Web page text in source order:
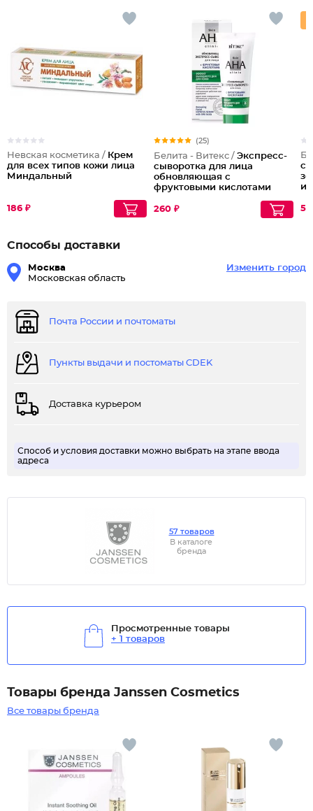
Невская косметика / Крем
для всех типов кожи лица
Миндальный
186 ₽
(25)
Белита - Витекс / Экспресс-
сыворотка для лица
обновляющая с
фруктовыми кислотами
260 ₽
и
Способы доставки
Москва
Московская область
Изменить город
Почта России и почтоматы
Пункты выдачи и постоматы CDEK
Доставка курьером
Способ и условия доставки можно выбрать на этапе ввода
адреса
57 товаров
В каталоге
бренда
Просмотренные товары
+ 1 товаров
Товары бренда Janssen Cosmetics
Все товары бренда